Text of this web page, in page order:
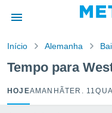
da
foi
as
fornecidas
Início Alemanha
Tempo para
HOJEAMANHÃTER. 11